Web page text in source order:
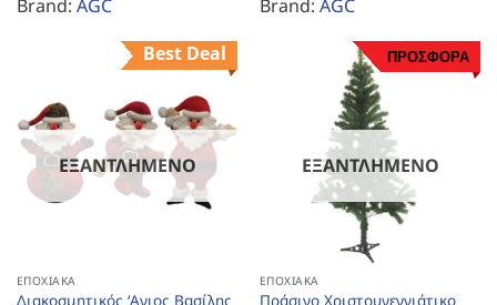
Brand: AGC Brand: AGC
Best Deal
ΕΞΑΝΤΛΗΜΈΝΟ
ΕΠΟΧΙΑΚΆ
Διακοσμητικός ‘Αγιος Βασίλης
ΠΡΟΣΦΟΡΑ
ΕΞΑΝΤΛΗΜΈΝΟ
ΕΠΟΧΙΑΚΆ
Πράσινο Χριστουγεννιάτικο